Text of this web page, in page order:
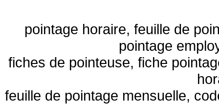
pointage horaire, feuille de
pointage
fiches de pointeuse, fiche
feuille de pointage mensuelle,